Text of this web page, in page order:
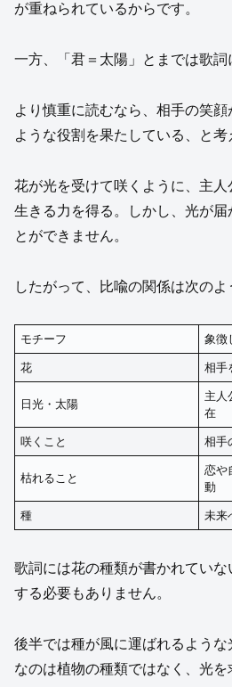
が重ねられているからです。
一方、「君＝太陽」とまでは歌詞
より慎重に読むなら、相手の笑
ような役割を果たしている、と考
花が光を受けて咲くように、主
生きる力を得る。しかし、光が届
とができません。
したがって、比喩の関係は次のよ
モチーフ 象徴
花 相手
日光・太陽
主人
在
咲くこと 相手
枯れること
恋や
動
種 未来
歌詞には花の種類が書かれてい
する必要もありません。
後半では種が風に運ばれるよう
なのは植物の種類ではなく、光